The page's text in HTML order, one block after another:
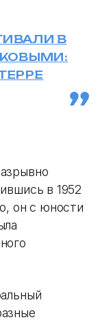
В
в 1952
он с юности